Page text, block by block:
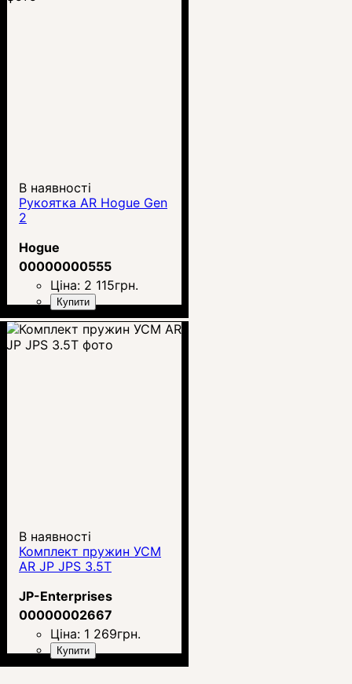
В наявності
Рукоятка AR Hogue Gen
2
Hogue
00000000555
Ціна: 2 115грн.
Купити
В наявності
Комплект пружин УСМ
AR JP JPS 3.5T
JP-Enterprises
00000002667
Ціна: 1 269грн.
Купити